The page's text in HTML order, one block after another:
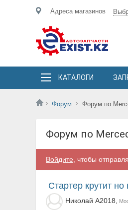
Адреса магазинов
КАТАЛОГИ
Форум Форум по
Форум по
Войдите , чтобы
Стартер крутит
Николай А2018,